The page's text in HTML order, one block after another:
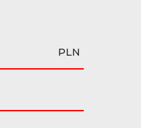
PLN